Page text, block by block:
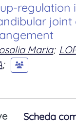
regulation
joint
Maria;
;
Scheda